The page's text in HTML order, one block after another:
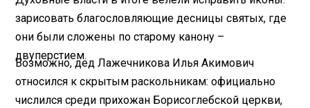
зарисовать благословляющие десницы святых, где
они были сложены по старому канону –
двуперстием.
Возможно, дед Лажечникова Илья Акимович
относился к скрытым раскольникам: официально
числился среди прихожан Борисоглебской церкви,